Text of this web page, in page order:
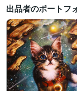
得意分野
イラスト作成・漫画制作
油絵 絵画 イラスト
背景画
アイコン
出品者のポートフ